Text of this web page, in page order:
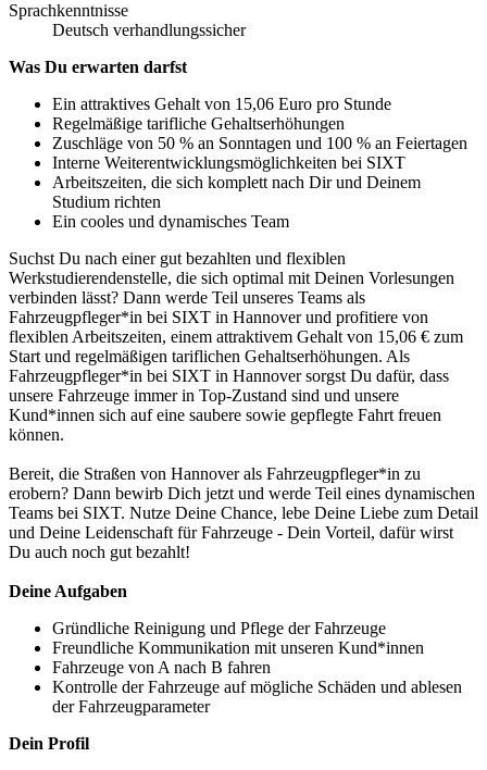
Sprachkenntnisse
Deutsch verhandlungssicher
Was Du erwarten darfst
Ein attraktives Gehalt von 15,06 Euro pro Stunde
Regelmäßige tarifliche Gehaltserhöhungen
Zuschläge von 50 % an Sonntagen und 100 % an Feiertagen
Interne Weiterentwicklungsmöglichkeiten bei SIXT
Arbeitszeiten, die sich komplett nach Dir und Deinem
Studium richten
Ein cooles und dynamisches Team
Suchst Du nach einer gut bezahlten und flexiblen
Werkstudierendenstelle, die sich optimal mit Deinen Vorlesungen
verbinden lässt? Dann werde Teil unseres Teams als
Fahrzeugpfleger*in bei SIXT in Hannover und profitiere von
flexiblen Arbeitszeiten, einem attraktivem Gehalt von 15,06 € zum
Start und regelmäßigen tariflichen Gehaltserhöhungen. Als
Fahrzeugpfleger*in bei SIXT in Hannover sorgst Du dafür, dass
unsere Fahrzeuge immer in Top-Zustand sind und unsere
Kund*innen sich auf eine saubere sowie gepflegte Fahrt freuen
können.
Bereit, die Straßen von Hannover als Fahrzeugpfleger*in zu
erobern? Dann bewirb Dich jetzt und werde Teil eines dynamischen
Teams bei SIXT. Nutze Deine Chance, lebe Deine Liebe zum Detail
und Deine Leidenschaft für Fahrzeuge - Dein Vorteil, dafür wirst
Du auch noch gut bezahlt!
Deine Aufgaben
Gründliche Reinigung und Pflege der Fahrzeuge
Freundliche Kommunikation mit unseren Kund*innen
Fahrzeuge von A nach B fahren
Kontrolle der Fahrzeuge auf mögliche Schäden und ablesen
der Fahrzeugparameter
Dein Profil